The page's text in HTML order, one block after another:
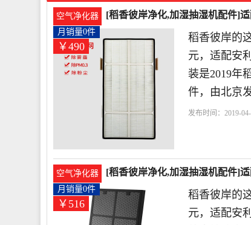
空气净化器 [稻香彼岸净化,加湿抽湿机配件]
￥490
月销量0件
稻香彼岸的
元，适配安
装是2019年
件，由北京
发布时间：2019-
空气净化器 [稻香彼岸净化,加湿抽湿机配件]
￥516
月销量0件
稻香彼岸的
元，适配安